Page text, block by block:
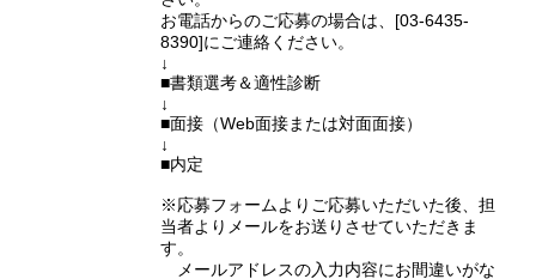
お電話からのご応募の場合は、[03-6435-
8390]にご連絡ください。
↓
■書類選考＆適性診断
↓
■面接（Web面接または対面面接）
↓
■内定
※応募フォームよりご応募いただいた後、担
当者よりメールをお送りさせていただきま
す。
メールアドレスの入力内容にお間違いがな